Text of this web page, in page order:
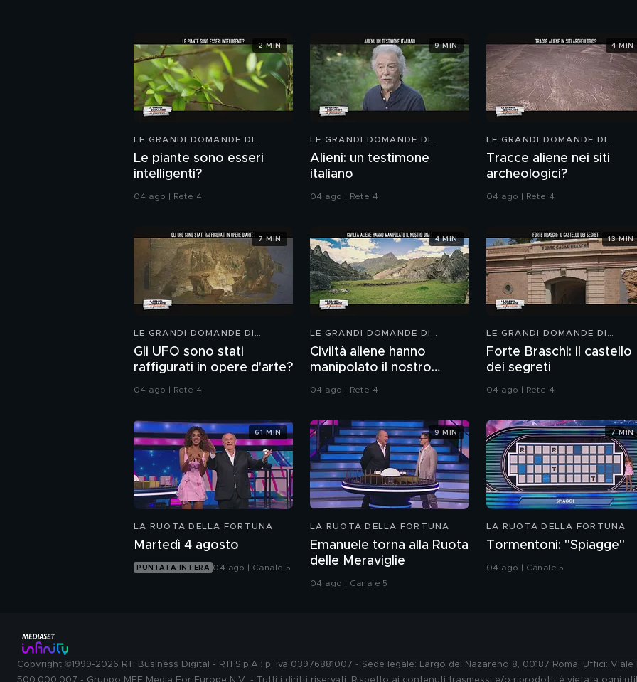
LE GRANDI DOMANDE DI
Le piante sono esseri
intelligenti?
04 ago | Rete 4
2 MIN
LE GRANDI DOMANDE DI
Alieni: un testimone
italiano
04 ago | Rete 4
9 MIN
LE GRANDI DOMANDE DI
Tracce aliene nei siti
archeologici?
04 ago | Rete 4
4 MIN
LE GRANDI DOMANDE DI
Gli UFO sono stati
raffigurati in opere d'arte?
04 ago | Rete 4
7 MIN
LE GRANDI DOMANDE DI
FREEDOM
Civiltà aliene hanno
manipolato il nostro
DNA?
04 ago | Rete 4
4 MIN
LE GRANDI DOMANDE DI
Forte Braschi: il castello
dei segreti
04 ago | Rete 4
13 MIN
LA RUOTA DELLA FORTUNA
Martedì 4 agosto
PUNTATA INTERA 04 ago | Canale 5
61 MIN
LA RUOTA DELLA FORTUNA
Emanuele torna alla Ruota
delle Meraviglie
04 ago | Canale 5
9 MIN
LA RUOTA DELLA FORTUNA
Tormentoni: "Spiagge"
04 ago | Canale 5
7 MIN
Copyright ©1999-2026 RTI Business Digital - RTI S.p.A.: p. iva 03976881007 - Sede legale: Largo del Nazareno 8, 00187 Roma. Uffici: